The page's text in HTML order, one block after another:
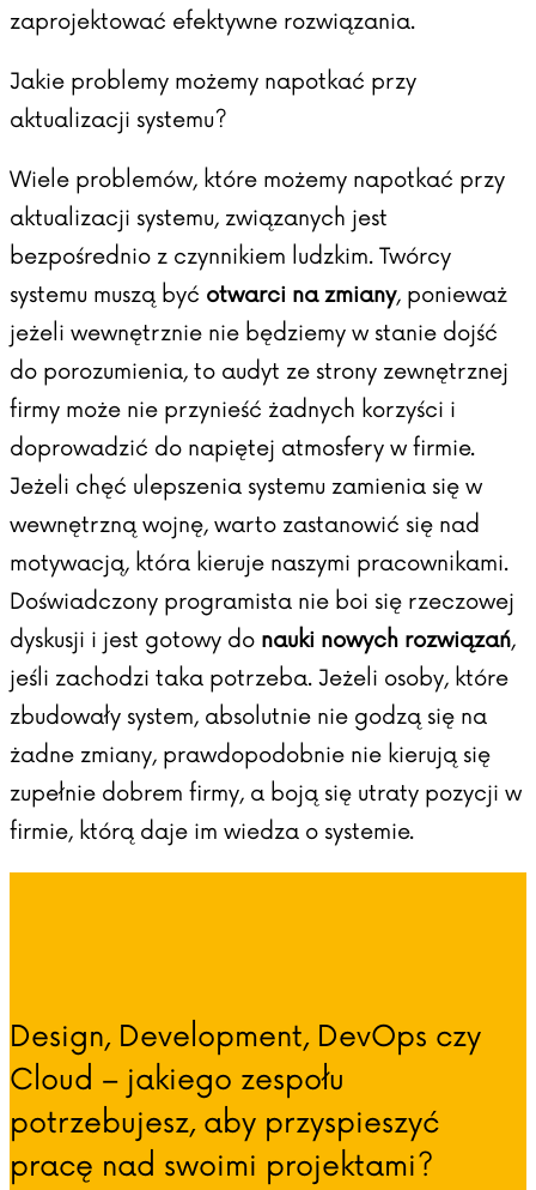
zaprojektować efektywne rozwiązania.
Jakie problemy możemy napotkać przy
aktualizacji systemu?
Wiele problemów, które możemy napotkać przy
aktualizacji systemu, związanych jest
bezpośrednio z czynnikiem ludzkim. Twórcy
systemu muszą być otwarci na zmiany, ponieważ
jeżeli wewnętrznie nie będziemy w stanie dojść
do porozumienia, to audyt ze strony zewnętrznej
firmy może nie przynieść żadnych korzyści i
doprowadzić do napiętej atmosfery w firmie.
Jeżeli chęć ulepszenia systemu zamienia się w
wewnętrzną wojnę, warto zastanowić się nad
motywacją, która kieruje naszymi pracownikami.
Doświadczony programista nie boi się rzeczowej
dyskusji i jest gotowy do nauki nowych rozwiązań,
jeśli zachodzi taka potrzeba. Jeżeli osoby, które
zbudowały system, absolutnie nie godzą się na
żadne zmiany, prawdopodobnie nie kierują się
zupełnie dobrem firmy, a boją się utraty pozycji w
firmie, którą daje im wiedza o systemie.
Design, Development, DevOps czy
Cloud – jakiego zespołu
potrzebujesz, aby przyspieszyć
pracę nad swoimi projektami?